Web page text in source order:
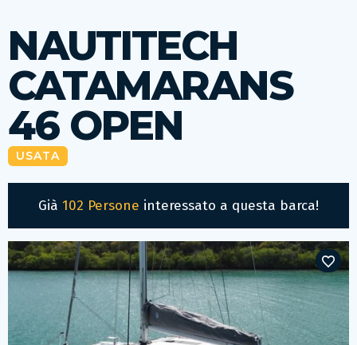
NAUTITECH
CATAMARANS
46 OPEN
USATA
Già 102 Persone interessato a questa barca!